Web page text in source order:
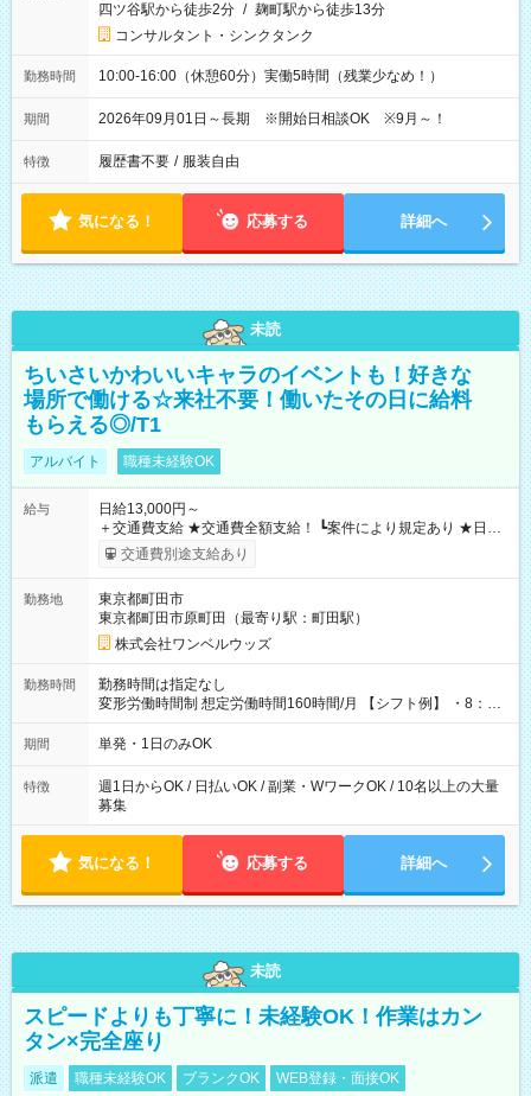
四ツ谷駅から徒歩2分 / 麹町駅から徒歩13分
コンサルタント・シンクタンク
勤務時間 10:00-16:00（休憩60分）実働5時間（残業少なめ！）
期間 2026年09月01日～長期 ※開始日相談OK ※9月～！
特徴 履歴書不要 / 服装自由
気になる！ 応募する 詳細へ
未読
ちいさいかわいいキャラのイベントも！好きな
場所で働ける☆来社不要！働いたその日に給料
もらえる◎/T1
アルバイト 職種未経験OK
給与
日給13,000円～
＋交通費支給 ★交通費全額支給！ ┗案件により規定あり ★日払
いOK！（規定あり） ┗働いたその日に現金GET♪ お仕事後はコ
ンビニATMから 日払い分を引き落とせます！ 【試用期間】試
交通費別途支給あり
勤務地
東京都町田市
東京都町田市原町田（最寄り駅：町田駅）
株式会社ワンベルウッズ
勤務時間
勤務時間は指定なし
変形労働時間制 想定労働時間160時間/月 【シフト例】 ・8：00
～21：00
期間 単発・1日のみOK
特徴
週1日からOK / 日払いOK / 副業・WワークOK / 10名以上の大量
募集
気になる！ 応募する 詳細へ
未読
スピードよりも丁寧に！未経験OK！作業はカン
タン×完全座り
派遣 職種未経験OK ブランクOK WEB登録・面接OK